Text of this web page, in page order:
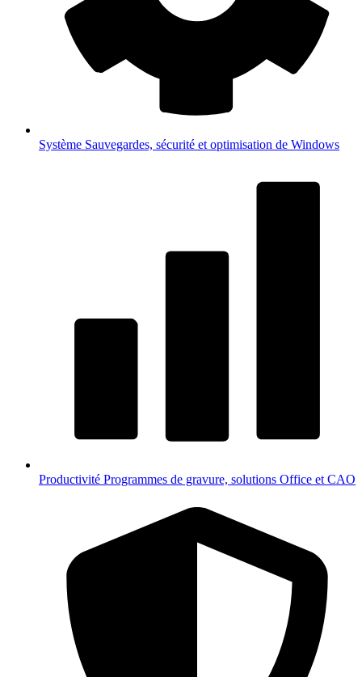
Système Sauvegardes, sécurité et optimisation de Windows
Productivité Programmes de gravure, solutions Office et CAO